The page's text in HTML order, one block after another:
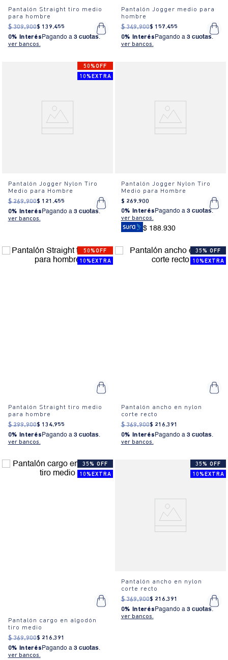
Pantalón Straight tiro medio
para hombre
$ 309.900$ 139.455
0% Interés Pagando a 3 cuotas.
ver bancos.
Pantalón Jogger medio para
hombre
$ 349.900$ 157.455
0% Interés Pagando a 3 cuotas.
ver bancos.
50%OFF
10%EXTRA
Pantalón Jogger Nylon Tiro
Medio para Hombre
$ 269.900$ 121 .455
0% Interés Pagando a 3 cuotas.
ver bancos.
Pantalón Jogger Nylon Tiro
Medio para Hombre
$ 269.900
0% Interés Pagando a 3 cuotas.
ver bancos.
$ 188.930
50%OFF
10%EXTRA
Pantalón Straight tiro medio
para hombre
$ 299.900$ 134.955
0% Interés Pagando a 3 cuotas.
ver bancos.
35% OFF
10%EXTRA
Pantalón ancho en nylon
corte recto
$ 369.900$ 216.391
0% Interés Pagando a 3 cuotas.
ver bancos.
35% OFF
10%EXTRA
Pantalón cargo en algodón
tiro medio
$ 369.900$ 216.391
0% Interés Pagando a 3 cuotas.
ver bancos.
35% OFF
10%EXTRA
Pantalón ancho en nylon
corte recto
$ 369.900$ 216.391
0% Interés Pagando a 3 cuotas.
ver bancos.